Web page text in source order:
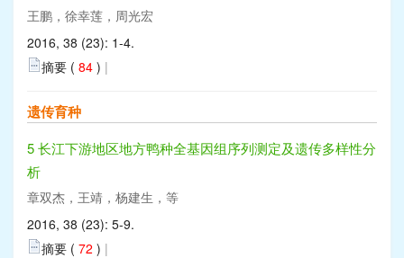
王鹏，徐幸莲，周光宏
2016, 38 (23): 1-4.
摘要 ( 84 ) |
遗传育种
5 长江下游地区地方鸭种全基因组序列测定及遗传多样性分
析
章双杰，王靖，杨建生，等
2016, 38 (23): 5-9.
摘要 ( 72 ) |